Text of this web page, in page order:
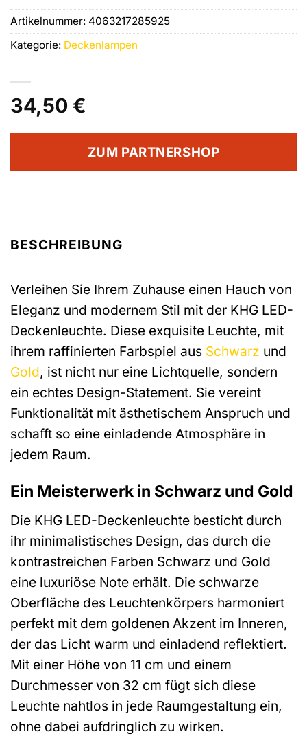
34,50 €
ZUM PARTNERSHOP
Artikelnummer: 4063217285925
Kategorie: Deckenlampen
BESCHREIBUNG
Verleihen Sie Ihrem Zuhause einen Hauch von
Eleganz und modernem Stil mit der KHG LED-
Deckenleuchte. Diese exquisite Leuchte, mit
ihrem raffinierten Farbspiel aus Schwarz und
Gold, ist nicht nur eine Lichtquelle, sondern
ein echtes Design-Statement. Sie vereint
Funktionalität mit ästhetischem Anspruch und
schafft so eine einladende Atmosphäre in
jedem Raum.
Ein Meisterwerk in Schwarz und Gold
Die KHG LED-Deckenleuchte besticht durch
ihr minimalistisches Design, das durch die
kontrastreichen Farben Schwarz und Gold
eine luxuriöse Note erhält. Die schwarze
Oberfläche des Leuchtenkörpers harmoniert
perfekt mit dem goldenen Akzent im Inneren,
der das Licht warm und einladend reflektiert.
Mit einer Höhe von 11 cm und einem
Durchmesser von 32 cm fügt sich diese
Leuchte nahtlos in jede Raumgestaltung ein,
ohne dabei aufdringlich zu wirken.